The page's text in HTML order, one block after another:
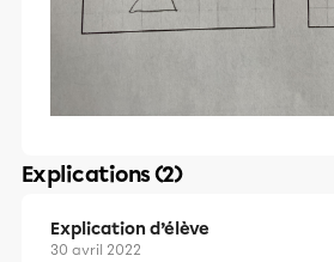
Explications (2)
Explication d’élève
30 avril 2022